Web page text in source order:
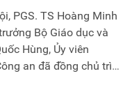
PGS. TS Hoàng Minh
Bộ Giáo dục và
Hùng, Ủy viên
an đã đồng chủ trì